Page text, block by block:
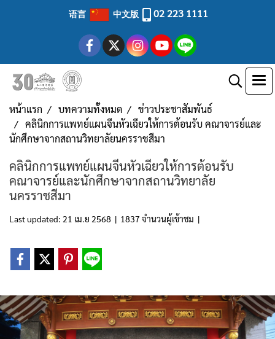
语言 中文版 02 223 1111
หน้าแรก บทความทั้งหมด
ข่าวประชาสัมพันธ์
คลินิกการแพทย์แผนจีนหัวเฉียวให้การต้อนรับ คณาจารย์และ
นักศึกษาจากสถานวิทยาลัยนครราชสีมา
คลินิกการแพทย์แผนจีนหัวเฉียวให้การต้อนรับ
คณาจารย์และนักศึกษาจากสถานวิทยาลัย
นครราชสีมา
Last updated: 21 เม.ย 2568 | 1837 จำนวนผู้เข้าชม |